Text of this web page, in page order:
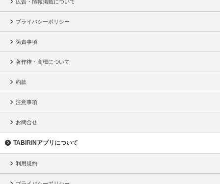
広告・情報掲載について
プライバシーポリシー
免責事項
著作権・商標について
約款
注意事項
お問合せ
TABIRINアプリについて
利用規約